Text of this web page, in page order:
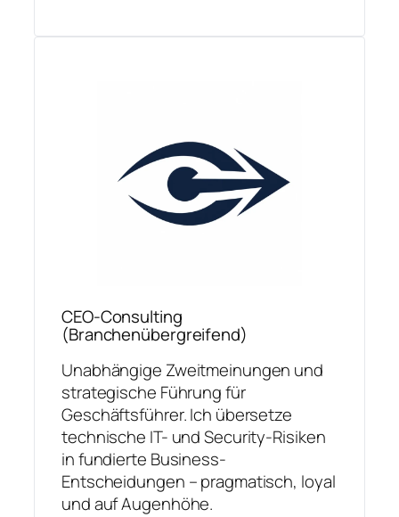
CEO-Consulting
(Branchenübergreifend)
Unabhängige Zweitmeinungen und
strategische Führung für
Geschäftsführer. Ich übersetze
technische IT- und Security-Risiken
in fundierte Business-
Entscheidungen – pragmatisch, loyal
und auf Augenhöhe.